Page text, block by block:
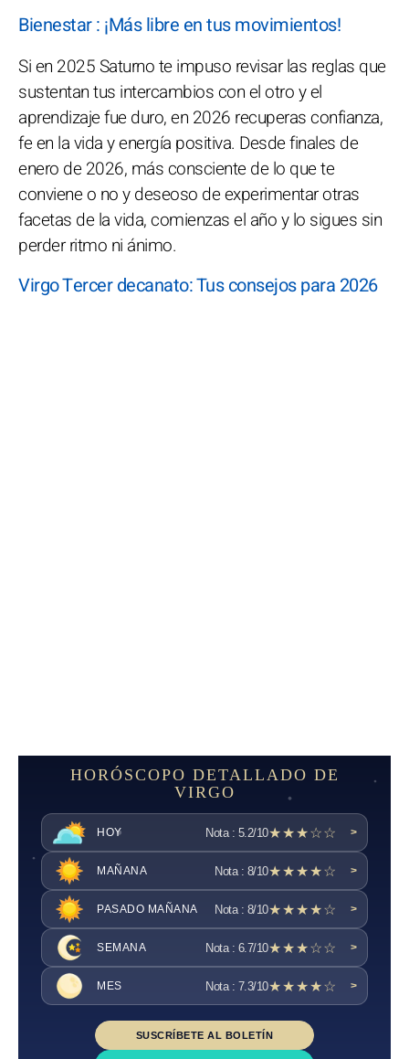
Bienestar : ¡Más libre en tus movimientos!
Si en 2025 Saturno te impuso revisar las reglas que
sustentan tus intercambios con el otro y el
aprendizaje fue duro, en 2026 recuperas confianza,
fe en la vida y energía positiva. Desde finales de
enero de 2026, más consciente de lo que te
conviene o no y deseoso de experimentar otras
facetas de la vida, comienzas el año y lo sigues sin
perder ritmo ni ánimo.
Virgo Tercer decanato: Tus consejos para 2026
HORÓSCOPO DETALLADO DE
VIRGO
HOY Nota : 5.2/10★★★☆☆ >
MAÑANA Nota : 8/10★★★★☆ >
PASADO MAÑANA Nota : 8/10★★★★☆ >
SEMANA Nota : 6.7/10★★★☆☆ >
MES Nota : 7.3/10★★★★☆ >
SUSCRÍBETE AL BOLETÍN